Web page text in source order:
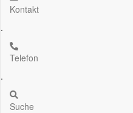
Kontakt
.
Telefon
.
Suche